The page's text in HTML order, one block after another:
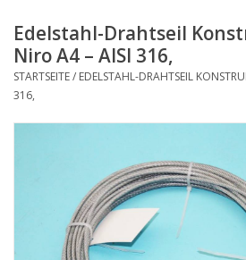
Niro Ketten
Niro Drahtseile
Niro Zubehör
Niro Deckbeschläge
Edelstahl-Drahtseil
Niro A4 – AISI 316,
STARTSEITE/ EDELSTAHL-DRAHTSEIL
316,